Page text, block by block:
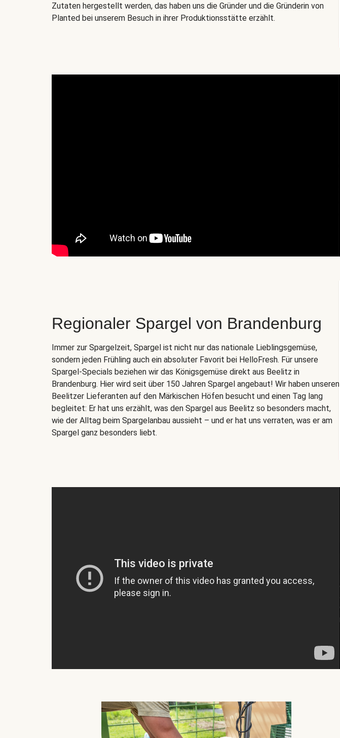
Zutaten hergestellt werden, das haben uns die Gründer und die Gründerin von
Planted bei unserem Besuch in ihrer Produktionsstätte erzählt.
Regionaler Spargel von Brandenburg
Immer zur Spargelzeit, Spargel ist nicht nur das nationale Lieblingsgemüse,
sondern jeden Frühling auch ein absoluter Favorit bei HelloFresh. Für unsere
Spargel-Specials beziehen wir das Königsgemüse direkt aus Beelitz in
Brandenburg. Hier wird seit über 150 Jahren Spargel angebaut! Wir haben unseren
Beelitzer Lieferanten auf den Märkischen Höfen besucht und einen Tag lang
begleitet: Er hat uns erzählt, was den Spargel aus Beelitz so besonders macht,
wie der Alltag beim Spargelanbau aussieht – und er hat uns verraten, was er am
Spargel ganz besonders liebt.